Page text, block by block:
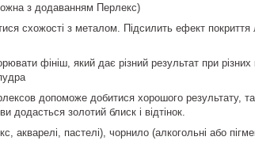
з додаванням Перлекс)
схожості з металом. Підсилить ефект покриття
фініш, який дає різний результат при різних
допоможе добитися хорошого результату,
золотий блиск і відтінок.
пастелі), чорнило (алкогольні або